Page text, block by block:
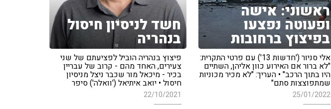
ראשוני: אישה
ופעוטה נפצעו
בפיצוץ ברחובות
אלי סניור ('חדשות 13') עם פרטי התקרית:
"לא ברור אם האירוע כוון אליהן, השתיים
היו בתוך הרכב" • העריך: "לא מכיר מכוניות
שמתפוצצות סתם"
25/01/2022
חשד לניסיון חיסול
בנהריה
פיצוץ בנהריה הוביל לפציעתם של שני
צעירים, האחד מהם - קרוב של עבריין
בכיר - מיכאל מור שכבר ניצל מניסיון
חיסול • יואב איתיאל ('וואלה') סיפר
22/10/2021